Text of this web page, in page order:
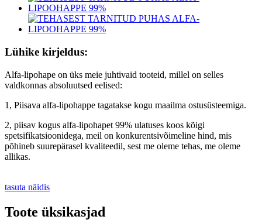
Lühike kirjeldus:
Alfa-lipohape on üks meie juhtivaid tooteid, millel on selles
valdkonnas absoluutsed eelised:
1, Piisava alfa-lipohappe tagatakse kogu maailma ostusüsteemiga.
2, piisav kogus alfa-lipohapet 99% ulatuses koos kõigi
spetsifikatsioonidega, meil on konkurentsivõimeline hind, mis
põhineb suurepärasel kvaliteedil, sest me oleme tehas, me oleme
allikas.
tasuta näidis
Toote üksikasjad